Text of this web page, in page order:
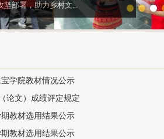
坚部署，助力乡村文...
学院教材情况公示
论文）成绩评定规定
教材选用结果公示
教材选用结果公示